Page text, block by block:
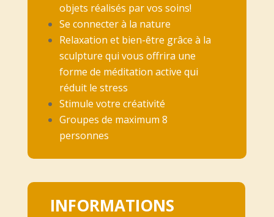
objets réalisés par vos soins!
Se connecter à la nature
Relaxation et bien-être grâce à la
sculpture qui vous offrira une
forme de méditation active qui
réduit le stress
Stimule votre créativité
Groupes de maximum 8
personnes
INFORMATIONS